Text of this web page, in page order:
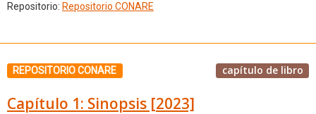
Repositorio: Repositorio CONARE
REPOSITORIO CONARE capítulo de libro
Capítulo 1: Sinopsis [2023]